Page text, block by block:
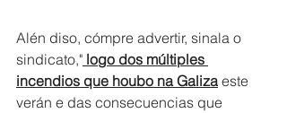
Alén diso, cómpre advertir, sinala o
sindicato," logo dos múltiples
incendios que houbo na Galiza este
verán e das consecuencias que